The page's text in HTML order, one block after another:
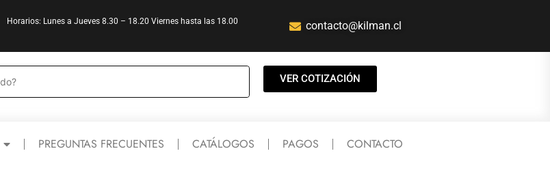
Horarios: Lunes a Jueves 8.30 – 18.20 Viernes hasta las 18.00 contacto@kilman.cl
VER COTIZACIÓN
PREGUNTAS FRECUENTES CATÁLOGOS PAGOS CONTACTO